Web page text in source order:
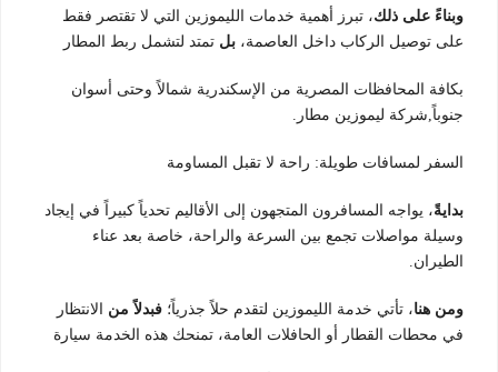
وبناءً على ذلك، تبرز أهمية خدمات الليموزين التي لا تقتصر فقط
على توصيل الركاب داخل العاصمة، بل تمتد لتشمل ربط المطار
بكافة المحافظات المصرية من الإسكندرية شمالاً وحتى أسوان
جنوباً,شركة ليموزين مطار.
السفر لمسافات طويلة: راحة لا تقبل المساومة
بدايةً، يواجه المسافرون المتجهون إلى الأقاليم تحدياً كبيراً في إيجاد
وسيلة مواصلات تجمع بين السرعة والراحة، خاصة بعد عناء
الطيران.
ومن هنا، تأتي خدمة الليموزين لتقدم حلاً جذرياً؛ فبدلاً من الانتظار
في محطات القطار أو الحافلات العامة، تمنحك هذه الخدمة سيارة